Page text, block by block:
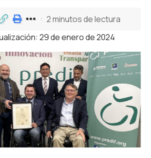
29 de enero de 2024
2 minutos de lectura